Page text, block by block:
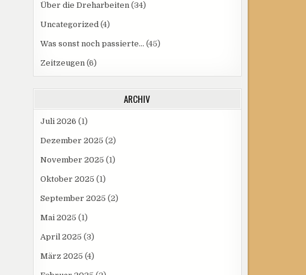
Über die Dreharbeiten(34)
Uncategorized(4)
Was sonst noch passierte… (45)
Zeitzeugen(6)
ARCHIV
Juli 2026 (1)
Dezember 2025 (2)
November 2025 (1)
Oktober 2025 (1)
September 2025 (2)
Mai 2025 (1)
April 2025 (3)
März 2025 (4)